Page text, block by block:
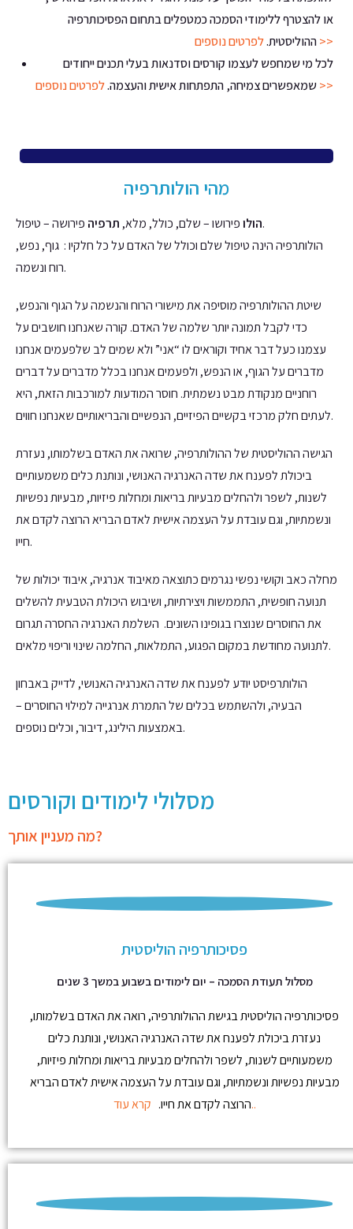
או להצטרף ללימודי הסמכה כמטפלים בתחום הפסיכותרפיה
ההוליסטית.לפרטים נוספים >>
לכל מי שמחפש לעצמו קורסים וסדנאות בעלי תכנים ייחודים
שמאפשרים צמיחה, התפתחות אישית והעצמה.לפרטים נוספים >>
מהי הולותרפיה
הולופירושו – שלם, כולל, מלא, תרפיה
פירושה – טיפול.
הולותרפיה הינה טיפול שלם וכולל של האדם על כל חלקיו : גוף, נפש,
רוח ונשמה.
שיטת ההולותרפיה מוסיפה את מישורי הרוח והנשמה על הגוף והנפש,
כדי לקבל תמונה יותר שלמה של האדם. קורה שאנחנו חושבים על
עצמנו כעל דבר אחיד וקוראים לו “אני” ולא שמים לב שלפעמים אנחנו
מדברים על הגוף, או הנפש, ולפעמים אנחנו בכלל מדברים על דברים
רוחניים מנקודת מבט נשמתית. חוסר המודעות למורכבות הזאת, היא
לעתים חלק מרכזי בקשיים הפיזיים, הנפשיים והבריאותיים שאנחנו חווים.
הגישה ההוליסטית של ההולותרפיה, שרואה את האדם בשלמותו, נעזרת
ביכולת לפענח את שדה האנרגיה האנושי, ונותנת כלים משמעותיים
לשנות, לשפר ולהחלים מבעיות בריאות ומחלות פיזיות, מבעיות נפשיות
ונשמתיות, וגם עובדת על העצמה אישית לאדם הבריא הרוצה לקדם את
חייו.
מחלה כאב וקושי נפשי נגרמים כתוצאה מאיבוד אנרגיה, איבוד יכולות של
תנועה חופשית, התממשות ויצירתיות, ושיבוש היכולת הטבעית להשלים
את החוסרים שנוצרו בגופינו השונים. השלמת האנרגיה החסרה תגרום
לתנועה מחודשת במקום הפגוע, התמלאות, החלמה שינוי וריפוי מלאים.
הולותרפיסט יודע לפענח את שדה האנרגיה האנושי, לדייק באבחון
הבעיה, ולהשתמש בכלים של התמרת אנרגייה למילוי החוסרים –
באמצעות הילינג, דיבור, וכלים נוספים.
מסלולי לימודים וקורסים
מה מעניין אותך?
פסיכותרפיה הוליסטית
מסלול תעודת הסמכה – יום לימודים בשבוע במשך 3 שנים
פסיכותרפיה הוליסטית בגישת ההולותרפיה, רואה את האדם בשלמותו,
נעזרת ביכולת לפענח את שדה האנרגיה האנושי, ונותנת כלים
משמעותיים לשנות, לשפר ולהחלים מבעיות בריאות ומחלות פיזיות,
מבעיות נפשיות ונשמתיות, וגם עובדת על העצמה אישית לאדם הבריא
הרוצה לקדם את חייו.קרא עוד..